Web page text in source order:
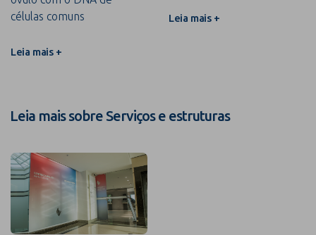
células comuns
Leia mais +
Leia mais +
Leia mais sobre Serviços e estruturas